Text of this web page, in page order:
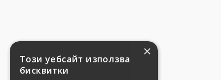
×
Този уебсайт използва
бисквитки